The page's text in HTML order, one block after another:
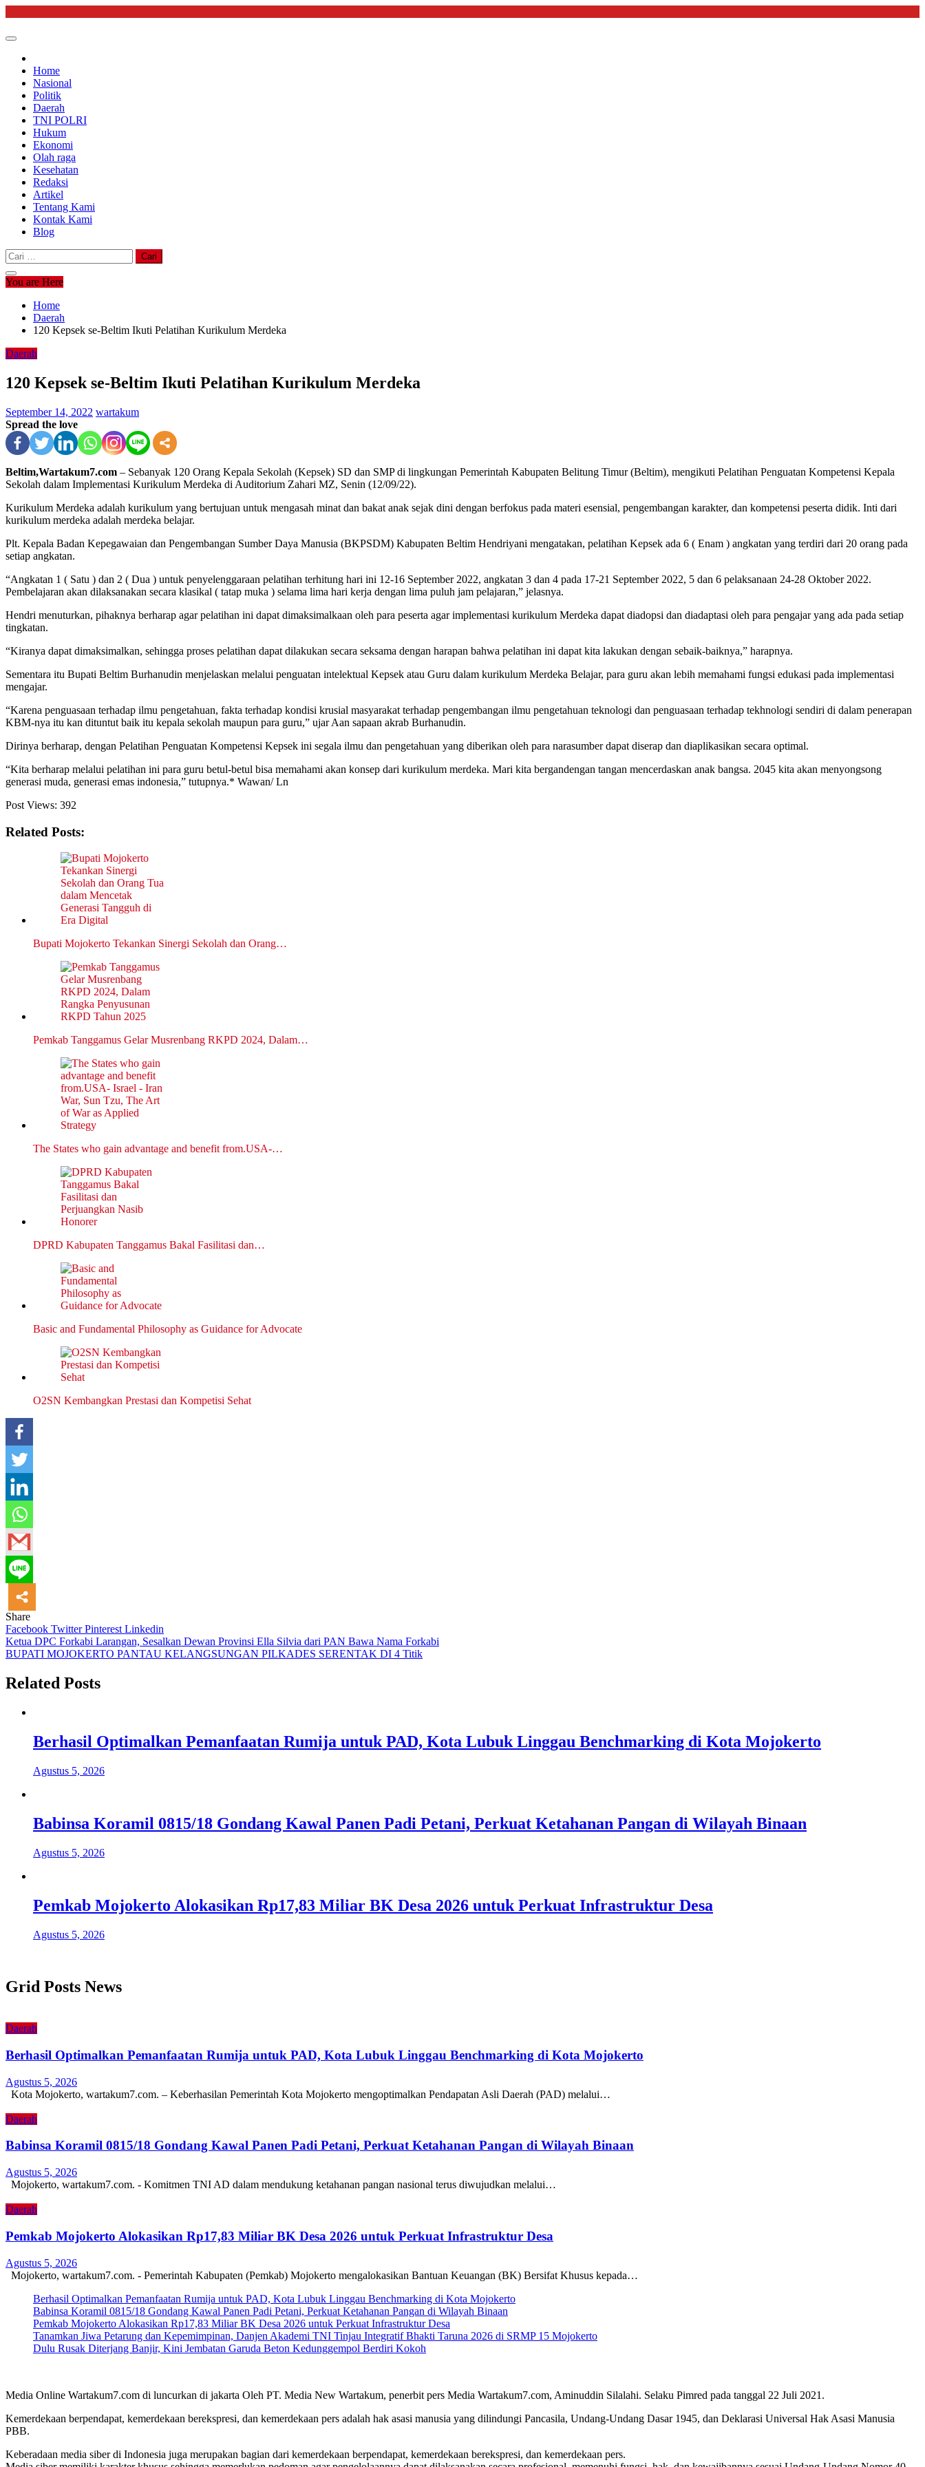
content
Home
Nasional
Politik
Daerah
TNI POLRI
Hukum
Ekonomi
Olah raga
Kesehatan
Redaksi
Artikel
Tentang Kami
Kontak Kami
Blog
Cari
untuk:
You are Here
Home
Daerah
120 Kepsek se-Beltim Ikuti Pelatihan Kurikulum Merdeka
Daerah
120 Kepsek se-Beltim Ikuti Pelatihan Kurikulum Merdeka
September 14, 2022 wartakum
Spread the love
Beltim,Wartakum7.com – Sebanyak 120 Orang Kepala Sekolah (Kepsek) SD dan SMP di lingkungan Pemerintah Kabupaten Belitung Timur (Beltim), mengikuti Pelatihan Penguatan Kompetensi Kepala
Sekolah dalam Implementasi Kurikulum Merdeka di Auditorium Zahari MZ, Senin (12/09/22).
Kurikulum Merdeka adalah kurikulum yang bertujuan untuk mengasah minat dan bakat anak sejak dini dengan berfokus pada materi esensial, pengembangan karakter, dan kompetensi peserta didik. Inti dari
kurikulum merdeka adalah merdeka belajar.
Plt. Kepala Badan Kepegawaian dan Pengembangan Sumber Daya Manusia (BKPSDM) Kabupaten Beltim Hendriyani mengatakan, pelatihan Kepsek ada 6 ( Enam ) angkatan yang terdiri dari 20 orang pada
setiap angkatan.
“Angkatan 1 ( Satu ) dan 2 ( Dua ) untuk penyelenggaraan pelatihan terhitung hari ini 12-16 September 2022, angkatan 3 dan 4 pada 17-21 September 2022, 5 dan 6 pelaksanaan 24-28 Oktober 2022.
Pembelajaran akan dilaksanakan secara klasikal ( tatap muka ) selama lima hari kerja dengan lima puluh jam pelajaran,” jelasnya.
Hendri menuturkan, pihaknya berharap agar pelatihan ini dapat dimaksimalkaan oleh para peserta agar implementasi kurikulum Merdeka dapat diadopsi dan diadaptasi oleh para pengajar yang ada pada setiap
tingkatan.
“Kiranya dapat dimaksimalkan, sehingga proses pelatihan dapat dilakukan secara seksama dengan harapan bahwa pelatihan ini dapat kita lakukan dengan sebaik-baiknya,” harapnya.
Sementara itu Bupati Beltim Burhanudin menjelaskan melalui penguatan intelektual Kepsek atau Guru dalam kurikulum Merdeka Belajar, para guru akan lebih memahami fungsi edukasi pada implementasi
mengajar.
“Karena penguasaan terhadap ilmu pengetahuan, fakta terhadap kondisi krusial masyarakat terhadap pengembangan ilmu pengetahuan teknologi dan penguasaan terhadap tekhnologi sendiri di dalam penerapan
KBM-nya itu kan dituntut baik itu kepala sekolah maupun para guru,” ujar Aan sapaan akrab Burhanudin.
Dirinya berharap, dengan Pelatihan Penguatan Kompetensi Kepsek ini segala ilmu dan pengetahuan yang diberikan oleh para narasumber dapat diserap dan diaplikasikan secara optimal.
“Kita berharap melalui pelatihan ini para guru betul-betul bisa memahami akan konsep dari kurikulum merdeka. Mari kita bergandengan tangan mencerdaskan anak bangsa. 2045 kita akan menyongsong
generasi muda, generasi emas indonesia,” tutupnya.* Wawan/ Ln
Post Views: 392
Related Posts:
Bupati Mojokerto Tekankan Sinergi Sekolah dan Orang…
Pemkab Tanggamus Gelar Musrenbang RKPD 2024, Dalam…
The States who gain advantage and benefit from.USA-…
DPRD Kabupaten Tanggamus Bakal Fasilitasi dan…
Basic and Fundamental Philosophy as Guidance for Advocate
O2SN Kembangkan Prestasi dan Kompetisi Sehat
Share
Facebook TwitterPinterest Linkedin
Navigasi
pos
Ketua DPC Forkabi Larangan, Sesalkan Dewan Provinsi Ella Silvia dari PAN Bawa Nama Forkabi
BUPATI MOJOKERTO PANTAU KELANGSUNGAN PILKADES SERENTAK DI 4 Titik
Related Posts
Berhasil Optimalkan Pemanfaatan Rumija untuk PAD, Kota Lubuk Linggau Benchmarking di Kota Mojokerto
Agustus 5, 2026
Babinsa Koramil 0815/18 Gondang Kawal Panen Padi Petani, Perkuat Ketahanan Pangan di Wilayah Binaan
Agustus 5, 2026
Pemkab Mojokerto Alokasikan Rp17,83 Miliar BK Desa 2026 untuk Perkuat Infrastruktur Desa
Agustus 5, 2026
Grid Posts News
Daerah
Berhasil Optimalkan Pemanfaatan Rumija untuk PAD, Kota Lubuk Linggau Benchmarking di Kota Mojokerto
Agustus 5, 2026
Kota Mojokerto, wartakum7.com. – Keberhasilan Pemerintah Kota Mojokerto mengoptimalkan Pendapatan Asli Daerah (PAD) melalui…
Daerah
Babinsa Koramil 0815/18 Gondang Kawal Panen Padi Petani, Perkuat Ketahanan Pangan di Wilayah Binaan
Agustus 5, 2026
Mojokerto, wartakum7.com. - Komitmen TNI AD dalam mendukung ketahanan pangan nasional terus diwujudkan melalui…
Daerah
Pemkab Mojokerto Alokasikan Rp17,83 Miliar BK Desa 2026 untuk Perkuat Infrastruktur Desa
Agustus 5, 2026
Mojokerto, wartakum7.com. - Pemerintah Kabupaten (Pemkab) Mojokerto mengalokasikan Bantuan Keuangan (BK) Bersifat Khusus kepada…
Berhasil Optimalkan Pemanfaatan Rumija untuk PAD, Kota Lubuk Linggau Benchmarking di Kota Mojokerto
Babinsa Koramil 0815/18 Gondang Kawal Panen Padi Petani, Perkuat Ketahanan Pangan di Wilayah Binaan
Pemkab Mojokerto Alokasikan Rp17,83 Miliar BK Desa 2026 untuk Perkuat Infrastruktur Desa
Tanamkan Jiwa Petarung dan Kepemimpinan, Danjen Akademi TNI Tinjau Integratif Bhakti Taruna 2026 di SRMP 15 Mojokerto
Dulu Rusak Diterjang Banjir, Kini Jembatan Garuda Beton Kedunggempol Berdiri Kokoh
Media Online Wartakum7.com di luncurkan di jakarta Oleh PT. Media New Wartakum, penerbit pers Media Wartakum7.com, Aminuddin Silalahi. Selaku Pimred pada tanggal 22 Juli 2021.
Kemerdekaan berpendapat, kemerdekaan berekspresi, dan kemerdekaan pers adalah hak asasi manusia yang dilindungi Pancasila, Undang-Undang Dasar 1945, dan Deklarasi Universal Hak Asasi Manusia
PBB.
Keberadaan media siber di Indonesia juga merupakan bagian dari kemerdekaan berpendapat, kemerdekaan berekspresi, dan kemerdekaan pers.